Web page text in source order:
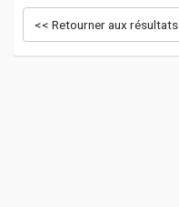
<< Retourner aux résultats